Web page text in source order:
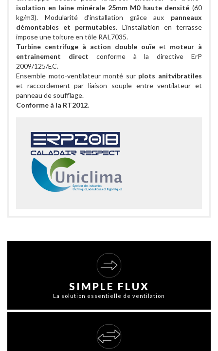
SIMPLE FLUX
La solution essentielle de ventilation
isolation en laine minérale 25mm M0 haute densité (60
kg/m3). Modularité d’installation grâce aux panneaux
démontables et permutables. L’installation en terrasse
impose une toiture en tôle RAL7035.
Turbine centrifuge à action double ouïe et moteur à
entrainement direct conforme à la directive ErP
2009/125/EC.
Ensemble moto-ventilateur monté sur plots anitvibratiles
et raccordement par liaison souple entre ventilateur et
panneau de soufflage.
Conforme à la RT2012.